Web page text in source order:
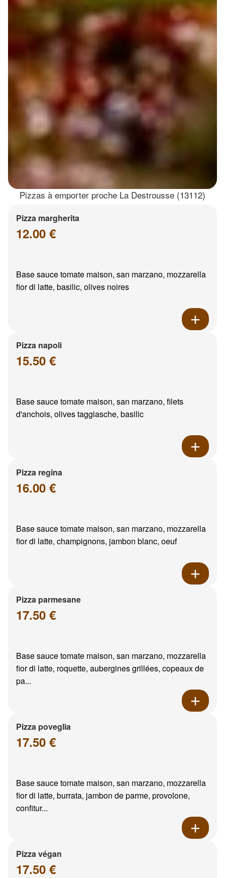
Pizzas à emporter proche La Destrousse (13112)
Pizza margherita
12.00 €
Base sauce tomate maison, san marzano, mozzarella
fior di latte, basilic, olives noires
Pizza napoli
15.50 €
Base sauce tomate maison, san marzano, filets
d'anchois, olives taggiasche, basilic
Pizza regina
16.00 €
Base sauce tomate maison, san marzano, mozzarella
fior di latte, champignons, jambon blanc, oeuf
Pizza parmesane
17.50 €
Base sauce tomate maison, san marzano, mozzarella
fior di latte, roquette, aubergines grillées, copeaux de
pa...
Pizza poveglia
17.50 €
Base sauce tomate maison, san marzano, mozzarella
fior di latte, burrata, jambon de parme, provolone,
confitur...
Pizza végan
17.50 €